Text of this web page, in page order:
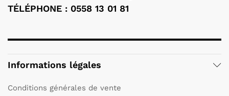
TÉLÉPHONE : 0558 13 01 81
Informations légales
Conditions générales de vente